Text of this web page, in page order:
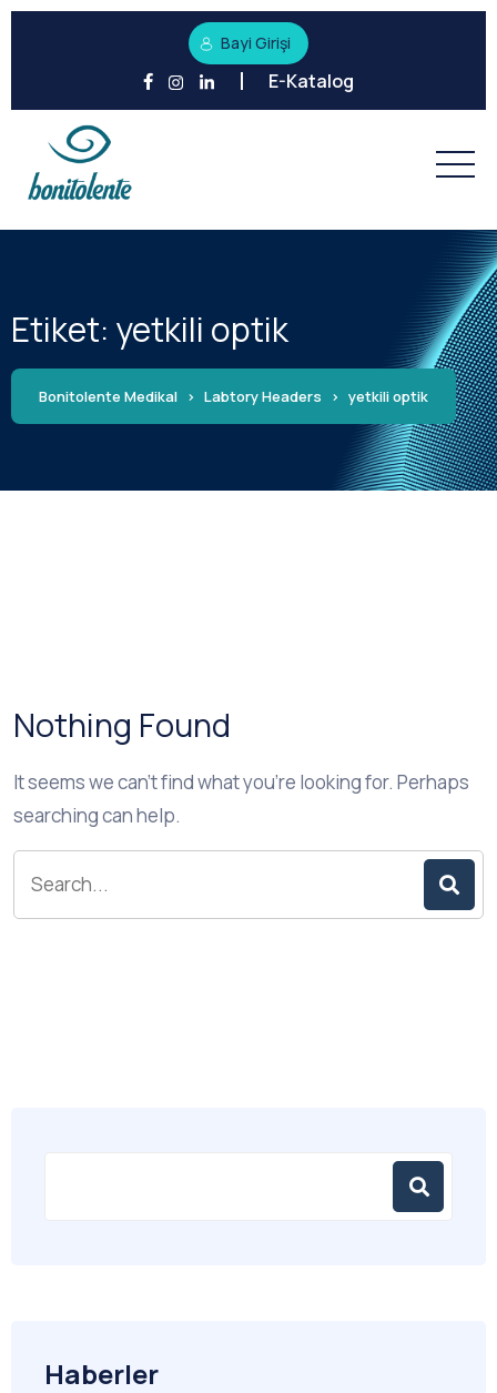
Bayi Girişi
E-Katalog
Etiket: yetkili optik
Bonitolente Medikal > Labtory Headers > yetkili optik
Nothing Found
It seems we can’t find what you’re looking for. Perhaps
searching can help.
Haberler